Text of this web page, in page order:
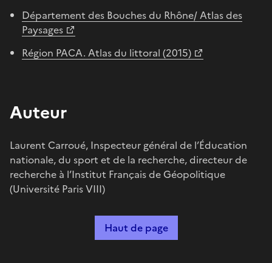
Département des Bouches du Rhône/ Atlas des
Paysages
Région PACA. Atlas du littoral (2015)
Auteur
Laurent Carroué, Inspecteur général de l’Éducation
nationale, du sport et de la recherche, directeur de
recherche à l’Institut Français de Géopolitique
(Université Paris VIII)
Haut de page